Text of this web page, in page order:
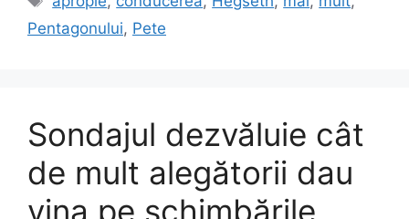
Pentagonului, Pete
Sondajul dezvăluie cât
de mult alegătorii dau
vina pe schimbările